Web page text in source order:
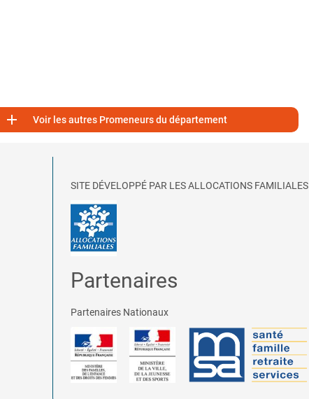
 Voir les autres Promeneurs du département
SITE DÉVELOPPÉ PAR LES ALLOCATIONS FAMILIALES
Partenaires
Partenaires Nationaux